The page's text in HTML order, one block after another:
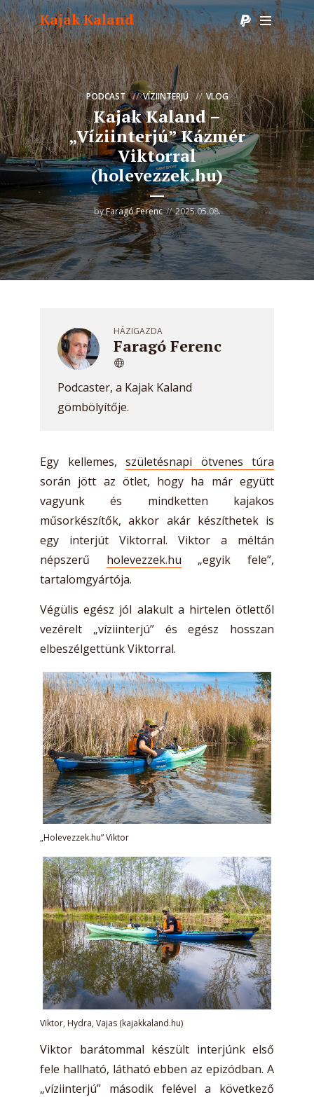
Kajak Kaland
PODCAST VÍZIINTERJÚ VLOG
Kajak Kaland –
„Víziinterjú” Kázmér
Viktorral
(holevezzek.hu)
byFaragó Ferenc 2025.05.08.
HÁZIGAZDA
Faragó Ferenc
Podcaster, a Kajak Kaland
gömbölyítője.
Egy kellemes, születésnapi ötvenes túra
során jött az ötlet, hogy ha már együtt
vagyunk és mindketten kajakos
műsorkészítők, akkor akár készíthetek is
egy interjút Viktorral. Viktor a méltán
népszerű holevezzek.hu „egyik fele”,
tartalomgyártója.
Végülis egész jól alakult a hirtelen ötlettől
vezérelt „víziinterjú” és egész hosszan
elbeszélgettünk Viktorral.
„Holevezzek.hu” Viktor
Viktor, Hydra, Vajas (kajakkaland.hu)
Viktor barátommal készült interjúnk első
fele hallható, látható ebben az epizódban. A
„víziinterjú” második felével a következő